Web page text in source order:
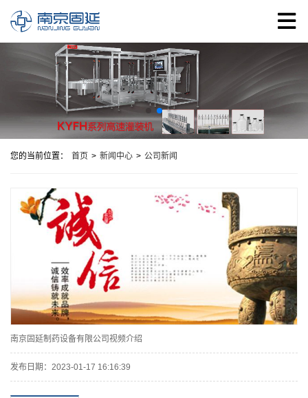
您的当前位置： 首页 > 新闻中心 > 公司新闻
南京固延制药设备有限公司视频介绍
发布日期：2023-01-17 16:16:39